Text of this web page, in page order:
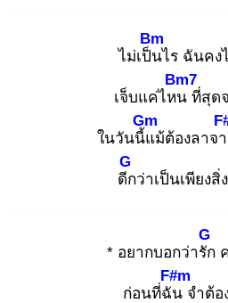
ไม่เป็น
Bm
ไร ฉันคง
เจ็บแค่ไหน
Bm7
ที่สุด
ในวันนี้แ
Gm
ม้ต้องลาจ
ดีก
G
ว่าเป็นเพียงสิ่
* อยากบอกว่ารัก
G
ค
ก่อนที่ฉัน
F#m
จำต้อ